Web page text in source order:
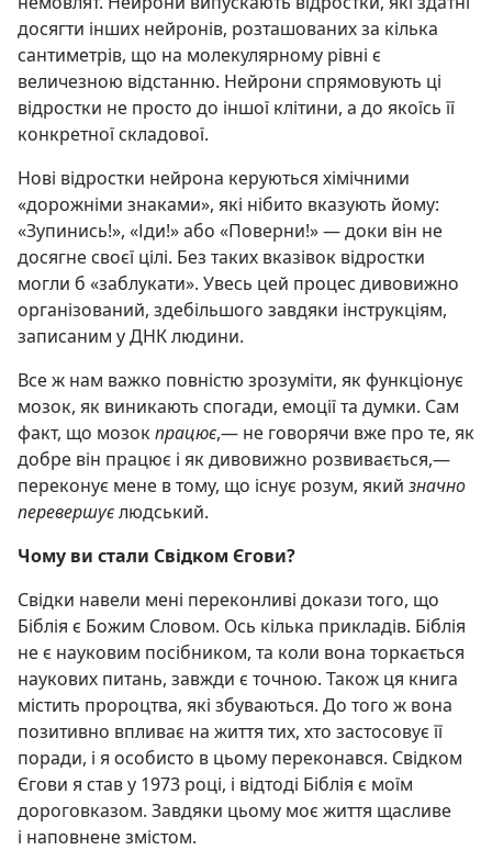
досягти інших нейронів, розташованих за кілька
сантиметрів, що на молекулярному рівні є
величезною відстанню. Нейрони спрямовують ці
відростки не просто до іншої клітини, а до якоїсь її
конкретної складової.
Нові відростки нейрона керуються хімічними
«дорожніми знаками», які нібито вказують йому:
«Зупинись!», «Іди!» або «Поверни!» — доки він не
досягне своєї цілі. Без таких вказівок відростки
могли б «заблукати». Увесь цей процес дивовижно
організований, здебільшого завдяки інструкціям,
записаним у ДНК людини.
Все ж нам важко повністю зрозуміти, як функціонує
мозок, як виникають спогади, емоції та думки. Сам
факт, що мозок працює,— не говорячи вже про те, як
добре він працює і як дивовижно розвивається,—
переконує мене в тому, що існує розум, який значно
перевершуєлюдський.
Чому ви стали Свідком Єгови?
Свідки навели мені переконливі докази того, що
Біблія є Божим Словом. Ось кілька прикладів. Біблія
не є науковим посібником, та коли вона торкається
наукових питань, завжди є точною. Також ця книга
містить пророцтва, які збуваються. До того ж вона
позитивно впливає на життя тих, хто застосовує її
поради, і я особисто в цьому переконався. Свідком
Єгови я став у 1973 році, і відтоді Біблія є моїм
дороговказом. Завдяки цьому моє життя щасливе
і наповнене змістом.